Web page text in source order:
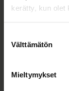
kerätty, kun olet
valinta
Välttämätön
Mieltymykset